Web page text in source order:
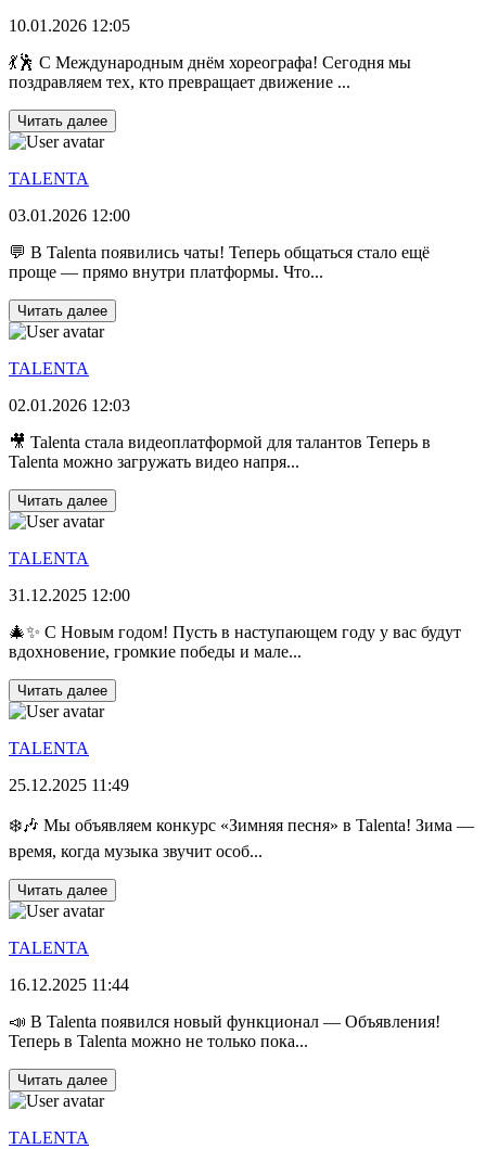
10.01.2026 12:05
💃🕺 С Международным днём хореографа! Сегодня мы
поздравляем тех, кто превращает движение ...
Читать далее
TALENTA
03.01.2026 12:00
💬 В Talenta появились чаты! Теперь общаться стало ещё
проще — прямо внутри платформы. Что...
Читать далее
TALENTA
02.01.2026 12:03
🎥 Talenta стала видеоплатформой для талантов Теперь в
Talenta можно загружать видео напря...
Читать далее
TALENTA
31.12.2025 12:00
🎄✨ С Новым годом! Пусть в наступающем году у вас будут
вдохновение, громкие победы и мале...
Читать далее
TALENTA
25.12.2025 11:49
❄️🎶 Мы объявляем конкурс «Зимняя песня» в Talenta! Зима —
время, когда музыка звучит особ...
Читать далее
TALENTA
16.12.2025 11:44
📣 В Talenta появился новый функционал — Объявления!
Теперь в Talenta можно не только пока...
Читать далее
TALENTA